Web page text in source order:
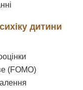
дитини
(FOMO)